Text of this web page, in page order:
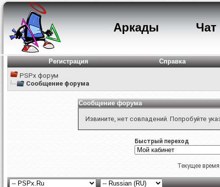
Аркады Чат
Регистрация
Справка
PSPx форум
Сообщение форума
Сообщение форума
Извините, нет совпадений. Попробуйте
Быстрый переход
Текущее